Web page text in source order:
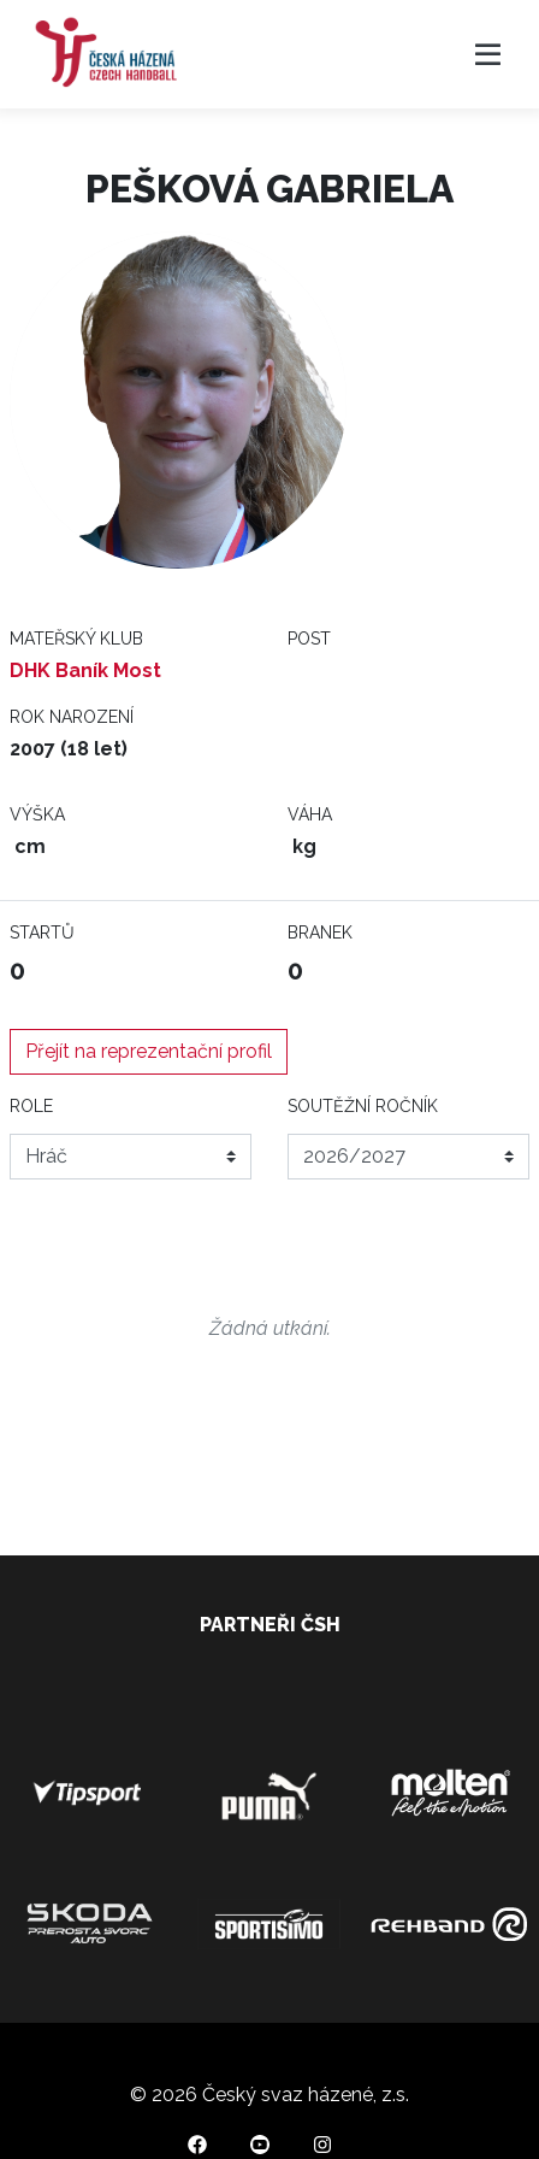
PEŠKOVÁ GABRIELA
MATEŘSKÝ KLUB
DHK Baník Most
POST
ROK NAROZENÍ
2007 (18 let)
VÝŠKA
cm
VÁHA
kg
STARTŮ
0
BRANEK
0
Přejít na reprezentační profil
ROLE SOUTĚŽNÍ ROČNÍK
Žádná utkání.
PARTNEŘI ČSH
© 2026 Český svaz házené, z.s.